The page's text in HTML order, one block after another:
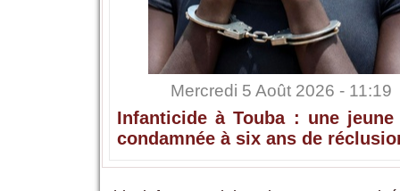
Mercredi 5 Août 2026 - 11:19
Infanticide à Touba : une jeune
condamnée à six ans de